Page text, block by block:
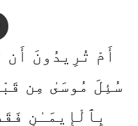
أَمْ تُرِيدُونَ أَن
سُئِلَ مُوسَىٰ مِن
بِٱلْإِيمَـٰنِ